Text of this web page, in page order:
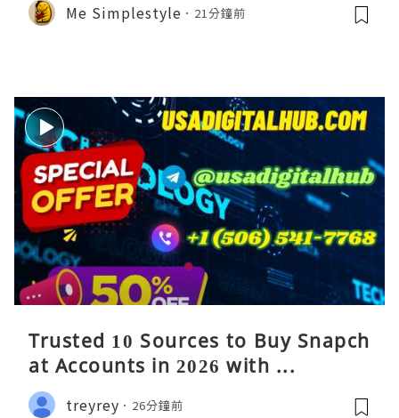
Me Simplestyle 21分鐘前
Trusted 10 Sources to Buy Snapch
at Accounts in 2026 with ...
treyrey 26分鐘前